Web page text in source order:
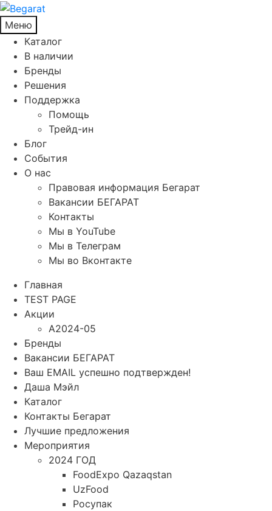
Меню
Каталог
В наличии
Бренды
Решения
Поддержка
Помощь
Трейд-ин
Блог
События
О нас
Правовая информация Бегарат
Вакансии БЕГАРАТ
Контакты
Мы в YouTube
Мы в Телеграм
Мы во Вконтакте
Главная
TEST PAGE
Акции
A2024-05
Бренды
Вакансии БЕГАРАТ
Ваш EMAIL успешно подтвержден!
Даша Мэйл
Каталог
Контакты Бегарат
Лучшие предложения
Мероприятия
2024 ГОД
FoodExpo Qazaqstan
UzFood
Росупак